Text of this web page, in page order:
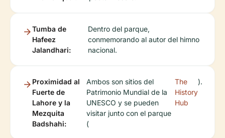
Tumba de
Hafeez
Jalandhari:
Dentro del parque,
conmemorando al autor del himno
nacional.
Proximidad al
Fuerte de
Lahore y la
Mezquita
Badshahi:
Ambos son sitios del
Patrimonio Mundial de la
UNESCO y se pueden
visitar junto con el parque
(
The
History
Hub
).